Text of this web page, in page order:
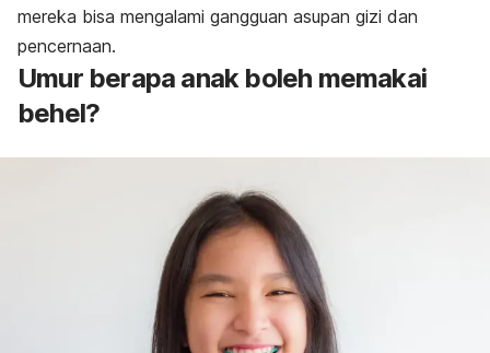
mereka bisa mengalami gangguan asupan gizi dan
pencernaan.
Umur berapa anak boleh memakai
behel?